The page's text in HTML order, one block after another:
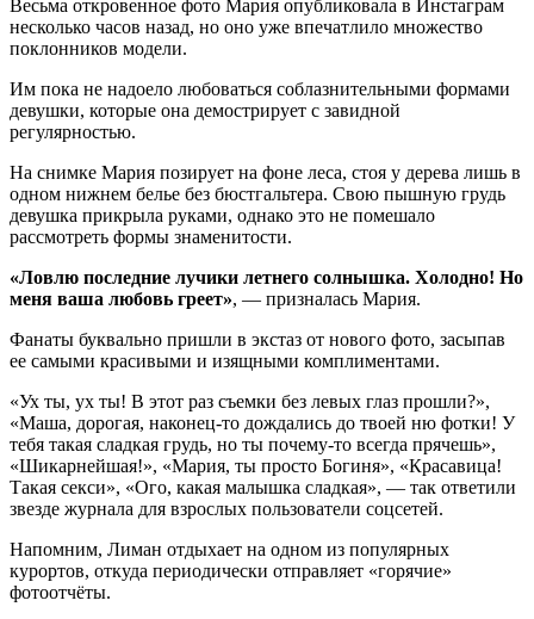
Весьма откровенное фото Мария опубликовала в Инстаграм
несколько часов назад, но оно уже впечатлило множество
поклонников модели.
Им пока не надоело любоваться соблазнительными формами
девушки, которые она демострирует с завидной
регулярностью.
На снимке Мария позирует на фоне леса, стоя у дерева лишь в
одном нижнем белье без бюстгальтера. Свою пышную грудь
девушка прикрыла руками, однако это не помешало
рассмотреть формы знаменитости.
«Ловлю последние лучики летнего солнышка. Холодно! Но
меня ваша любовь греет», — призналась Мария.
Фанаты буквально пришли в экстаз от нового фото, засыпав
ее самыми красивыми и изящными комплиментами.
«Ух ты, ух ты! В этот раз съемки без левых глаз прошли?»,
«Маша, дорогая, наконец-то дождались до твоей ню фотки! У
тебя такая сладкая грудь, но ты почему-то всегда прячешь»,
«Шикарнейшая!», «Мария, ты просто Богиня», «Красавица!
Такая секси», «Ого, какая малышка сладкая», — так ответили
звезде журнала для взрослых пользователи соцсетей.
Напомним, Лиман отдыхает на одном из популярных
курортов, откуда периодически отправляет «горячие»
фотоотчёты.